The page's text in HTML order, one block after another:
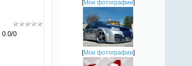
0.0/0
[Мои фотографии]
[Мои фотографии]